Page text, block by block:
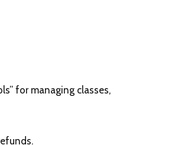
for managing classes,